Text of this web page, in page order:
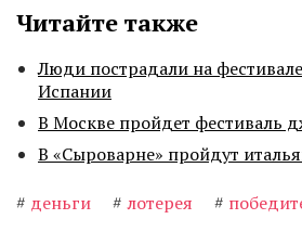
Читайте также
Люди пострадали на
Испании
В Москве пройдет фестиваль
В «Сыроварне» пройдут
# деньги # лотерея #